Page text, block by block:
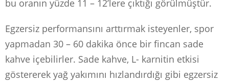
bu oranın yüzde 11 – 12’lere çıktığı görülmüştür.
Egzersiz performansını arttırmak isteyenler, spor
yapmadan 30 – 60 dakika önce bir fincan sade
kahve içebilirler. Sade kahve, L- karnitin etkisi
göstererek yağ yakımını hızlandırdığı gibi egzersiz